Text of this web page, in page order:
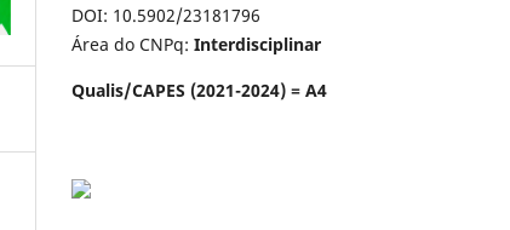
DOI: 10.5902/23181796
Área do CNPq: Interdisciplinar
Qualis/CAPES (2021-2024) = A4